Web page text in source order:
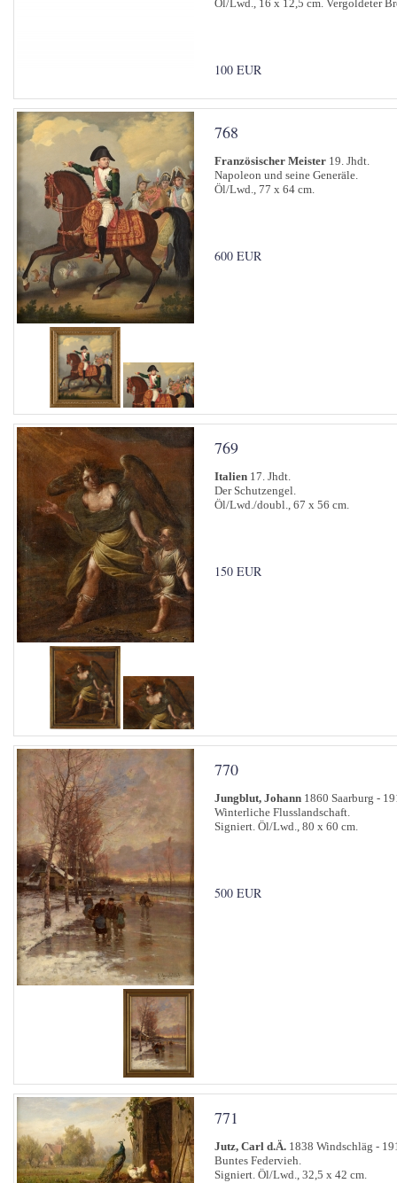
Öl/Lwd., 16 x 12,5 cm. Vergoldeter
100 EUR
768
Französischer Meister 19. Jhdt.
Napoleon und seine Generäle.
Öl/Lwd., 77 x 64 cm.
600 EUR
769
Italien 17. Jhdt.
Der Schutzengel.
Öl/Lwd./doubl., 67 x 56 cm.
150 EUR
770
Jungblut, Johann 1860 Saarburg -
Winterliche Flusslandschaft.
Signiert. Öl/Lwd., 80 x 60 cm.
500 EUR
771
Jutz, Carl d.Ä. 1838 Windschläg -
Buntes Federvieh.
Signiert. Öl/Lwd., 32,5 x 42 cm.